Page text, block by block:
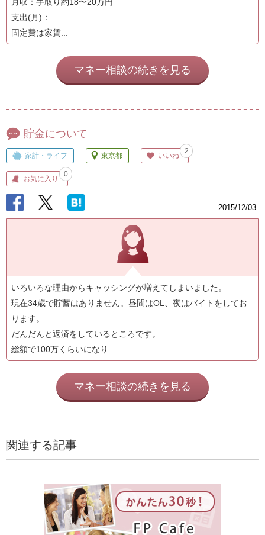
支出(月)：
固定費は家賃...
マネー相談の続きを見る
貯金について
家計・ライフ 東京都 いいね
2
お気に入り
0
2015/12/03
いろいろな理由からキャッシングが増えてしまいました。
現在34歳で貯蓄はありません。昼間はOL、夜はバイトをしてお
ります。
だんだんと返済をしているところです。
総額で100万くらいになり...
マネー相談の続きを見る
関連する記事